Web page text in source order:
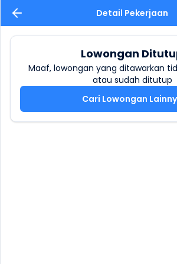
Detail Pekerjaan
Lowongan
Maaf, lowongan yang ditawarkan
atau sudah ditutup
Cari Lowongan